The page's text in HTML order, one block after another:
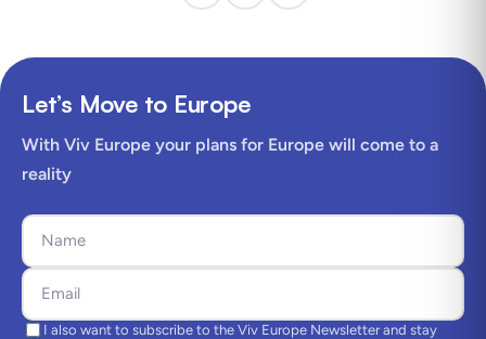
Let’s Move to Europe
With Viv Europe your plans for Europe will come to a
reality
I also want to subscribe to the Viv Europe Newsletter and stay